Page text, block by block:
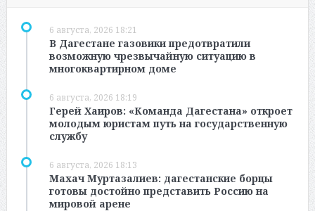
6 августа, 2026 18:21
В Дагестане газовики предотвратили
возможную чрезвычайную ситуацию в
многоквартирном доме
6 августа, 2026 18:19
Герей Хаиров: «Команда Дагестана» откроет
молодым юристам путь на государственную
службу
6 августа, 2026 18:13
Махач Муртазалиев: дагестанские борцы
готовы достойно представить Россию на
мировой арене